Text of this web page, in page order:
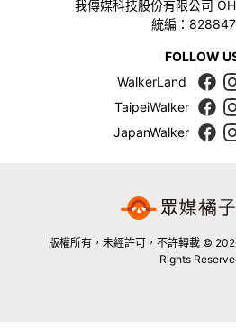
我傳媒科技股份有限公司
統編：
FOLLOW
WalkerLand
TaipeiWalker
JapanWalker
版權所有，未經許可，不許轉載 ©
Rights